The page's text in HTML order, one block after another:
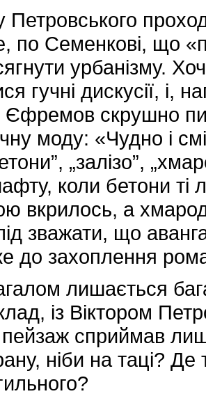
Петровського
по Семенкові, що
урбанізму.
гучні дискусії, і,
Єфремов скрушно
моду: «Чудно і
„залізо”,
коли бетони ті
вкрилось, а
зважати, що
до захоплення
лишається
із Віктором
пейзаж сприймав
ніби на таці? Де